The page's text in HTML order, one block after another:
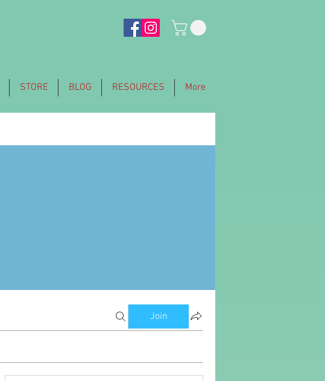
STORE BLOG RESOURCES More
Join